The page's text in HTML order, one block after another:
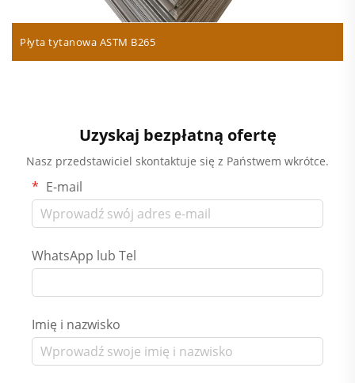
Płyta tytanowa ASTM B265
Uzyskaj bezpłatną ofertę
Nasz przedstawiciel skontaktuje się z Państwem wkrótce.
E-mail
WhatsApp lub Tel
Imię i nazwisko